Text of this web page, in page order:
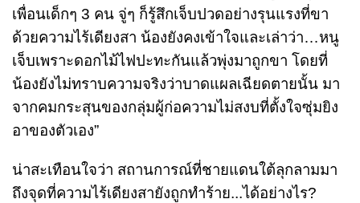
เพื่อนเด็กๆ 3 คน จู่ๆ ก็รู้สึกเจ็บปวดอย่างรุนแรงที่ขา
ด้วยความไร้เดียงสา น้องยังคงเข้าใจและเล่าว่า…หนู
เจ็บเพราะดอกไม้ไฟปะทะกันแล้วพุ่งมาถูกขา โดยที่
น้องยังไม่ทราบความจริงว่าบาดแผลเฉียดตายนั้น มา
จากคมกระสุนของกลุ่มผู้ก่อความไม่สงบที่ตั้งใจซุ่มยิง
อาของตัวเอง”
น่าสะเทือนใจว่า สถานการณ์ที่ชายแดนใต้ลุกลามมา
ถึงจุดที่ความไร้เดียงสายังถูกทำร้าย...ได้อย่างไร?